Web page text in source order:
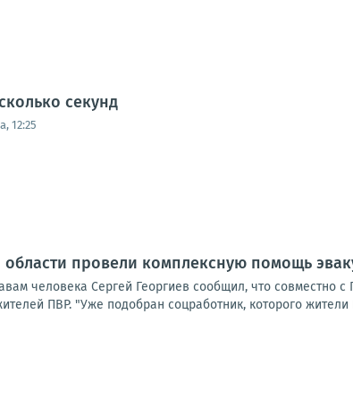
секунд
12:25
провели комплексную помощь
человека Сергей Георгиев сообщил, что совместно
ПВР. "Уже подобран соцработник, которого жители